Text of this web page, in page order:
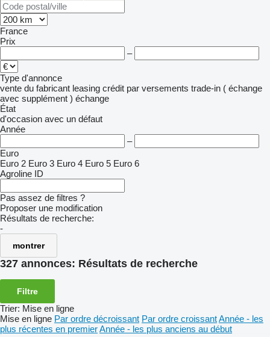
France
Prix
–
Type d'annonce
vente du fabricant leasing crédit par versements trade-in ( échange
avec supplément ) échange
État
d'occasion avec un défaut
Année
–
Euro
Euro 2 Euro 3 Euro 4 Euro 5 Euro 6
Agroline ID
Pas assez de filtres ?
Proposer une modification
Résultats de recherche:
-
montrer
327 annonces: Résultats de recherche
Filtre
Trier: Mise en ligne
Mise en ligne Par ordre décroissant Par ordre croissantAnnée - les
plus récentes en premierAnnée - les plus anciens au début